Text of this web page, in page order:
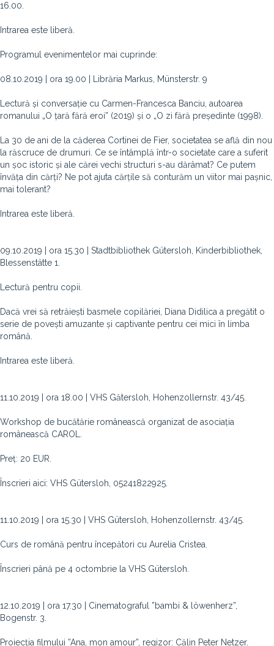
16.00.
Intrarea este liberă.
Programul evenimentelor mai cuprinde:
08.10.2019 | ora 19.00 | Librăria Markus, Münsterstr. 9
Lectură și conversație cu Carmen-Francesca Banciu, autoarea
romanului „O țară fără eroi” (2019) și o „O zi fără președinte (1998).
La 30 de ani de la căderea Cortinei de Fier, societatea se află din nou
la răscruce de drumuri. Ce se întâmplă într-o societate care a suferit
un șoc istoric și ale cărei vechi structuri s-au dărâmat? Ce putem
învăța din cărți? Ne pot ajuta cărțile să conturăm un viitor mai pașnic,
mai tolerant?
Intrarea este liberă.
09.10.2019 | ora 15.30 | Stadtbibliothek Gütersloh, Kinderbibliothek,
Blessenstätte 1.
Lectură pentru copii.
Dacă vrei să retrăiești basmele copilăriei, Diana Didilica a pregătit o
serie de povești amuzante și captivante pentru cei mici în limba
română.
Intrarea este liberă.
11.10.2019 | ora 18.00 | VHS Gătersloh, Hohenzollernstr. 43/45.
Workshop de bucătărie românească organizat de asociația
românească CAROL.
Preț: 20 EUR.
Înscrieri aici: VHS Gütersloh, 05241822925.
11.10.2019 | ora 15.30 | VHS Gütersloh, Hohenzollernstr. 43/45.
Curs de română pentru începători cu Aurelia Cristea.
Înscrieri până pe 4 octombrie la VHS Gütersloh.
12.10.2019 | ora 17.30 | Cinematograful ”bambi & löwenherz”,
Bogenstr. 3.
Proiecția filmului ”Ana, mon amour”, regizor: Călin Peter Netzer.